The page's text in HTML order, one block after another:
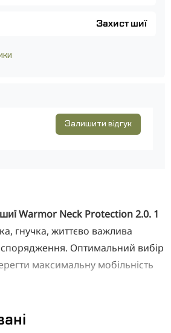
Захист шиї
Залишити відгук
шиї Warmor Neck Protection 2.0. 1
гнучка, життєво важлива
спорядження. Оптимальний вибір
максимальну мобільність
мм (Luger / Parabellum).